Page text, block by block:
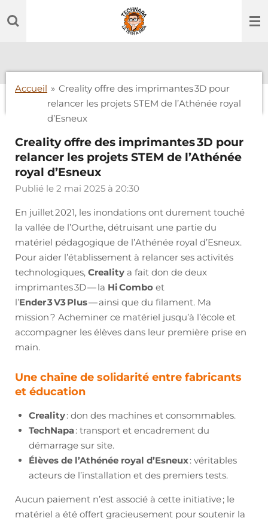
Passer
au
contenu
Accueil » Creality offre des imprimantes 3D pour
relancer les projets STEM de l’Athénée royal
d’Esneux
Creality offre des imprimantes 3D pour
relancer les projets STEM de l’Athénée
royal d’Esneux
Publié le 2 mai 2025 à 20:30
En juillet 2021, les inondations ont durement touché
la vallée de l’Ourthe, détruisant une partie du
matériel pédagogique de l’Athénée royal d’Esneux.
Pour aider l’établissement à relancer ses activités
technologiques, Creality a fait don de deux
imprimantes 3D — la Hi Combo et
l’Ender 3 V3 Plus— ainsi que du filament. Ma
mission ? Acheminer ce matériel jusqu’à l’école et
accompagner les élèves dans leur première prise en
main.
Une chaîne de solidarité entre fabricants
et éducation
Creality: don des machines et consommables.
TechNapa: transport et encadrement du
démarrage sur site.
Élèves de l’Athénée royal d’Esneux: véritables
acteurs de l’installation et des premiers tests.
Aucun paiement n’est associé à cette initiative ; le
matériel a été offert gracieusement pour soutenir la